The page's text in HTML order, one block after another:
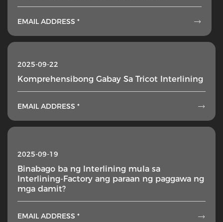
EMAIL ADDRESS * 
2025-09-22
Komprehensibong Gabay Sa Tricot Interlining
EMAIL ADDRESS * 
2025-09-19
Binabago ba ng Interlining mula sa
Interlining-Factory ang paraan ng paggawa ng
mga damit?
EMAIL ADDRESS * 